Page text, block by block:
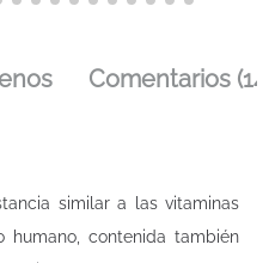
Comentarios (14)
similar a las vitaminas
contenida también